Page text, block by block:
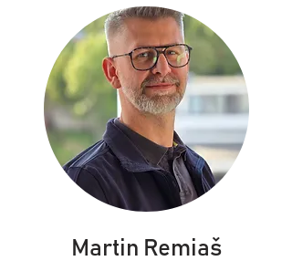
Martin Remiaš